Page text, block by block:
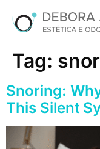
Tag:
Snoring:
This Silent